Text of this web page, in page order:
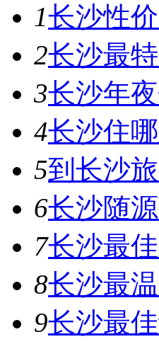
1长沙性
2长沙最
3长沙年
4长沙住
5到长沙
6长沙随
7长沙最
8长沙最
9长沙最